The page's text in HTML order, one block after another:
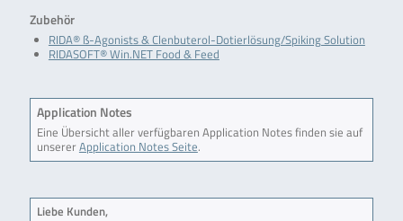
Zubehör
RIDA® ß-Agonists & Clenbuterol-Dotierlösung/Spiking Solution
RIDASOFT® Win.NET Food & Feed
Application Notes
Eine Übersicht aller verfügbaren Application Notes finden sie auf
unsererApplication Notes Seite.
Liebe Kunden,